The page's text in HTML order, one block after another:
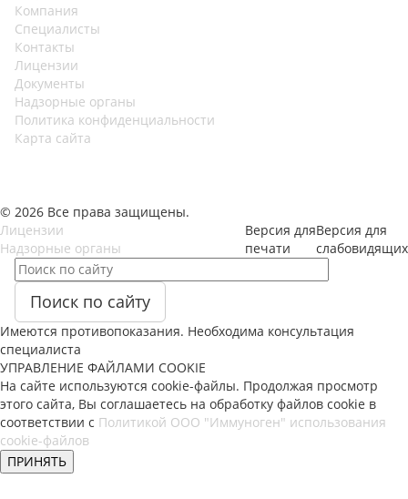
Компания
Специалисты
Контакты
Лицензии
Документы
Надзорные органы
Политика конфиденциальности
Карта сайта
© 2026 Все права защищены.
Версия для
слабовидящих
Версия для
печати
Лицензии
Надзорные органы
Поиск по сайту
Имеются противопоказания. Необходима консультация
специалиста
УПРАВЛЕНИЕ ФАЙЛАМИ COOKIE
На сайте используются cookie-файлы. Продолжая просмотр
этого сайта, Вы соглашаетесь на обработку файлов cookie в
соответствии с Политикой ООО "Иммуноген" использования
cookie-файлов
ПРИНЯТЬ